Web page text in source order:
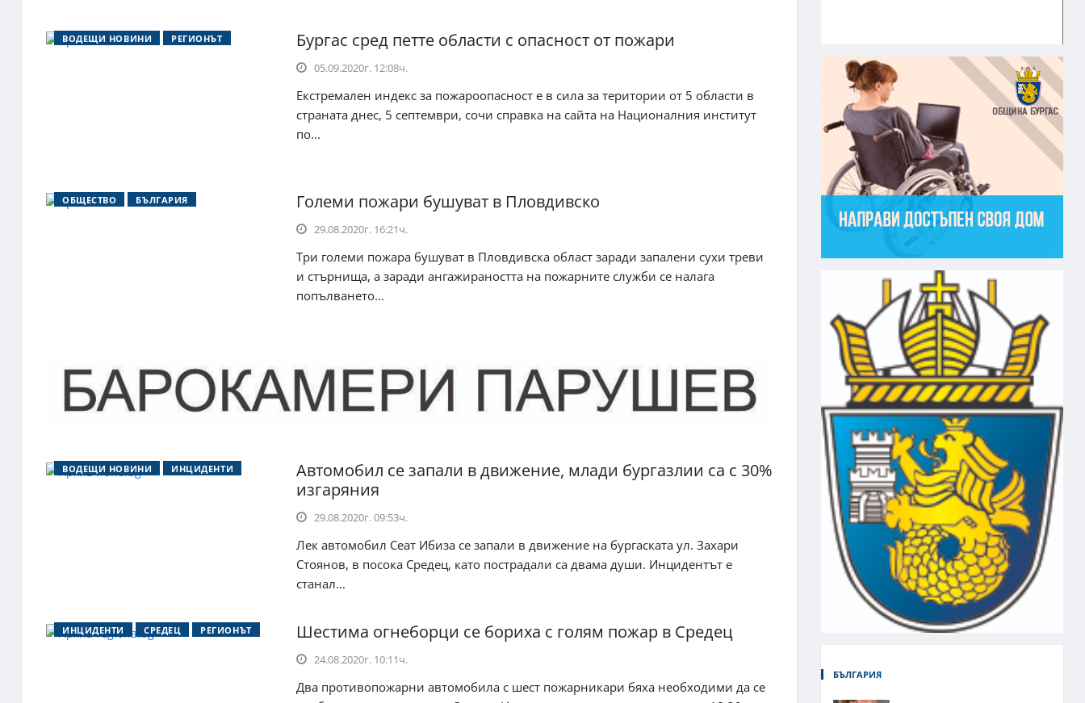
ВОДЕЩИ НОВИНИ РЕГИОНЪТ Бургас сред петте области с опасност от пожари
05.09.2020г. 12:08ч.
Екстремален индекс за пожароопасност е в сила за територии от 5 области в
страната днес, 5 септември, сочи справка на сайта на Националния институт
по...
ОБЩЕСТВО БЪЛГАРИЯ Големи пожари бушуват в Пловдивско
29.08.2020г. 16:21ч.
Три големи пожара бушуват в Пловдивска област заради запалени сухи треви
и стърнища, а заради ангажираността на пожарните служби се налага
попълването...
ВОДЕЩИ НОВИНИ ИНЦИДЕНТИ
Автомобил се запали в движение, млади бургазлии са с 30%
изгаряния
29.08.2020г. 09:53ч.
Лек автомобил Сеат Ибиза се запали в движение на бургаската ул. Захари
Стоянов, в посока Средец, като пострадали са двама души. Инцидентът е
станал...
ИНЦИДЕНТИ СРЕДЕЦ РЕГИОНЪТ Шестима огнеборци се бориха с голям пожар в Средец
24.08.2020г. 10:11ч.
Два противопожарни автомобила с шест пожарникари бяха необходими да се
БЪЛГАРИЯ